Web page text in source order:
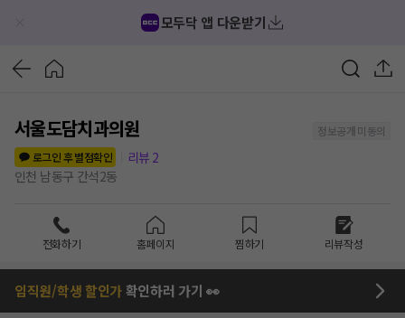
모두닥 앱 다운받기
서울도담치과의원
정보공개 미동의
로그인 후 별점확인
리뷰 2
인천 남동구 간석2동
전화하기 홈페이지 찜하기 리뷰작성
임직원/학생 할인가확인하러 가기 👀